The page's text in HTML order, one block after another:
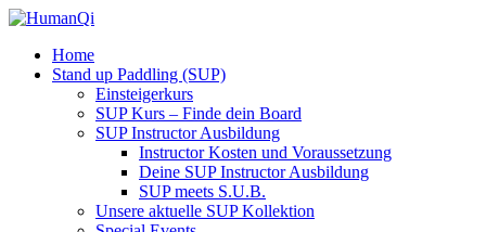
Home
Stand up Paddling (SUP)
Einsteigerkurs
SUP Kurs – Finde dein Board
SUP Instructor Ausbildung
Instructor Kosten und Voraussetzung
Deine SUP Instructor Ausbildung
SUP meets S.U.B.
Unsere aktuelle SUP Kollektion